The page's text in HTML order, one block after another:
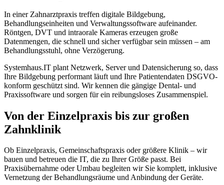
In einer Zahnarztpraxis treffen digitale Bildgebung,
Behandlungseinheiten und Verwaltungssoftware aufeinander.
Röntgen, DVT und intraorale Kameras erzeugen große
Datenmengen, die schnell und sicher verfügbar sein müssen – am
Behandlungsstuhl, ohne Verzögerung.
Systemhaus.IT plant Netzwerk, Server und Datensicherung so, dass
Ihre Bildgebung performant läuft und Ihre Patientendaten DSGVO-
konform geschützt sind. Wir kennen die gängige Dental- und
Praxissoftware und sorgen für ein reibungsloses Zusammenspiel.
Von der Einzelpraxis bis zur großen
Zahnklinik
Ob Einzelpraxis, Gemeinschaftspraxis oder größere Klinik – wir
bauen und betreuen die IT, die zu Ihrer Größe passt. Bei
Praxisübernahme oder Umbau begleiten wir Sie komplett, inklusive
Vernetzung der Behandlungsräume und Anbindung der Geräte.